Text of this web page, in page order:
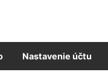
Nastavenie účtu